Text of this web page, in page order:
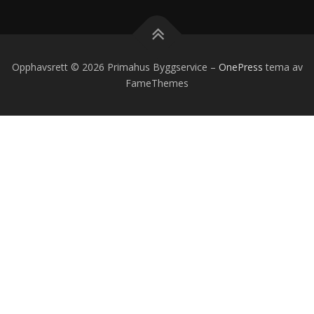
Opphavsrett © 2026 Primahus Byggservice – OnePress tema av
FameThemes